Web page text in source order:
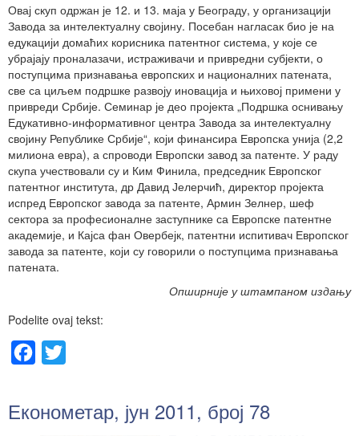
Овај скуп одржан је 12. и 13. маја у Београду, у организацији
Завода за интелектуалну својину. Посебан нагласак био је на
едукацији домаћих корисника патентног система, у које се
убрајају проналазачи, истраживачи и привредни субјекти, о
поступцима признавања европских и националних патената,
све са циљем подршке развоју иновација и њиховој примени у
привреди Србије. Семинар је део пројекта „Подршка оснивању
Едукативно-информативног центра Завода за интелектуалну
својину Републике Србије“, који финансира Европска унија (2,2
милиона евра), а спроводи Европски завод за патенте. У раду
скупа учествовали су и Ким Финила, председник Европског
патентног института, др Давид Јелерчић, директор пројекта
испред Европског завода за патенте, Армин Зелнер, шеф
сектора за професионалне заступнике са Европске патентне
академије, и Кајса фан Овербејк, патентни испитивач Европског
завода за патенте, који су говорили о поступцима признавања
патената.
Опширније у штампаном издању
Podelite ovaj tekst:
Facebook
Економетар, јун 2011, број 78